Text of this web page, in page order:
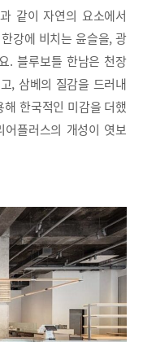
같이 자연의 요소에서
강에 비치는 윤슬을, 광
. 블루보틀 한남은 천장
, 삼베의 질감을 드러내
한국적인 미감을 더했
플러스의 개성이 엿보